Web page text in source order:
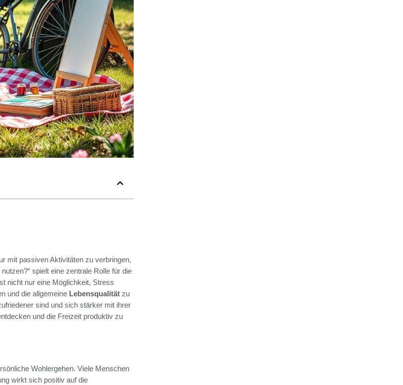
mit passiven Aktivitäten zu verbringen,
spielt eine zentrale Rolle für die
nicht nur eine Möglichkeit, Stress
und die allgemeine Lebensqualität zu
sind und sich stärker mit ihrer
und die Freizeit produktiv zu
Wohlergehen. Viele Menschen
wirkt sich positiv auf die